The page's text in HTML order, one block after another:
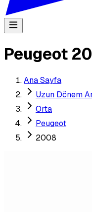
Peugeot
Ana Sayfa
Uzun Dönem
Orta
Peugeot
2008